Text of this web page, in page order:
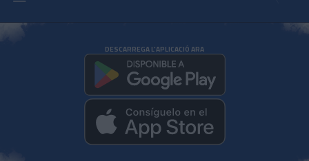
DESCARREGA L'APLICACIÓ ARA